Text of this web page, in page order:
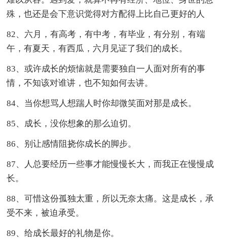
殊，也还是会下意识觉得对方配得上比自己更好的人
82、六月，有高考，有中考，有毕业，有分别，有端
午，有夏天，有西瓜，六月见证了我们的成长。
83、或许成长的烦恼就是需要独自一人面对所有的事
情，不知该对谁讲，也不知如何去讲。
84、当你想骂人想踹人时你却微笑面对那是成长。
85、成长，没你想象的那么迫切。
86、别让感情阻挠你成长的脚步。
87、人总要经历一些事才能慢慢长大，而我正在慢慢成
长。
88、可惜这份孤独太重，所以无奈太痛。这是成长，承
受不来，被迫承受。
89、给成长最好的礼物是你。